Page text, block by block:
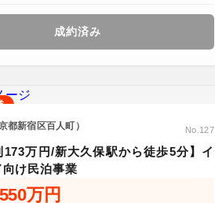
成約済み
都新宿区百人町）
No.127
173万円/新大久保駅から徒歩5分】イ
け民泊事業
550万円